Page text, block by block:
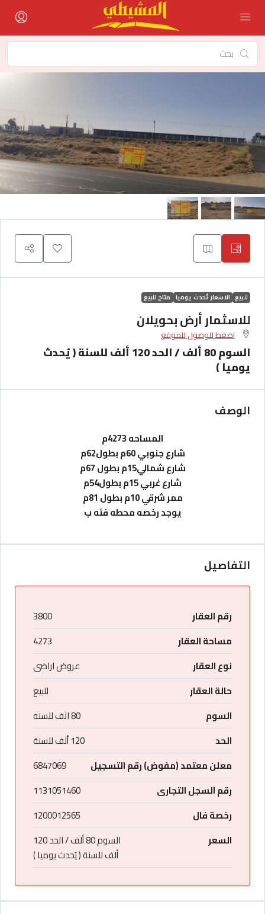
للبيع الاسعار تُحدث يوميا متاح للبيع
للاسثمار أرض بحويلان
اضغط للوصول للموقع
السوم 80 ألف / الحد 120 ألف للسنة ( يُحدث
يوميا )
الوصف
المساحه 4273م
شارع جنوبي 60م بطول62م
شارع شمالي15م بطول 67م
شارع غربي 15م بطول54م
ممر شرقي 10م بطول 81م
يوجد رخصه محطه فئه ب
التفاصيل
رقم العقار
3800
مساحة العقار
4273
نوع العقار
عروض اراضى
حالة العقار
للبيع
السوم
80 الف للسنه
الحد
120 ألف للسنة
معلن معتمد (مفوض) رقم التسجيل
6847069
رقم السجل التجارى
1131051460
رخصة فال
1200012565
السعر
السوم 80 ألف / الحد 120
ألف للسنة ( يُحدث يوميا )